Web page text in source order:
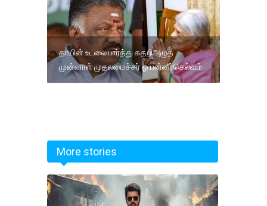
தாயின் உடலை பார்த்து கதறிஅழுத
முன்னாள் முதலமைச்சர் ஓ.பன்னீர்செல்வம்
More stories